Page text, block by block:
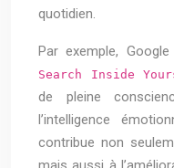
quotidien.
Par exemple,
Search Inside
de pleine
l’intelligence
contribue non